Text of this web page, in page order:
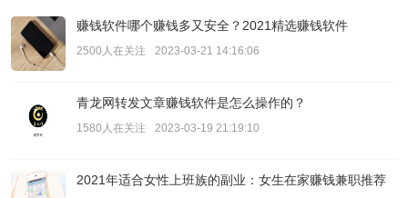
赚钱软件哪个赚钱多又安全？2021精选赚钱软件
2500人在关注 2023-03-21 14:16:06
青龙网转发文章赚钱软件是怎么操作的？
1580人在关注 2023-03-19 21:19:10
2021年适合女性上班族的副业：女生在家赚钱兼职推荐